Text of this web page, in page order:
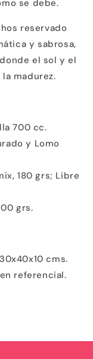
se debe.
reservado
y sabrosa,
el sol y el
madurez.
700 cc.
y Lomo
180 grs; Libre
grs.
cms.
referencial.